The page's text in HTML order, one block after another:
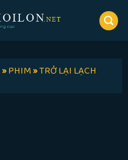
»PHIM»TRỞ LẠI LẠCH